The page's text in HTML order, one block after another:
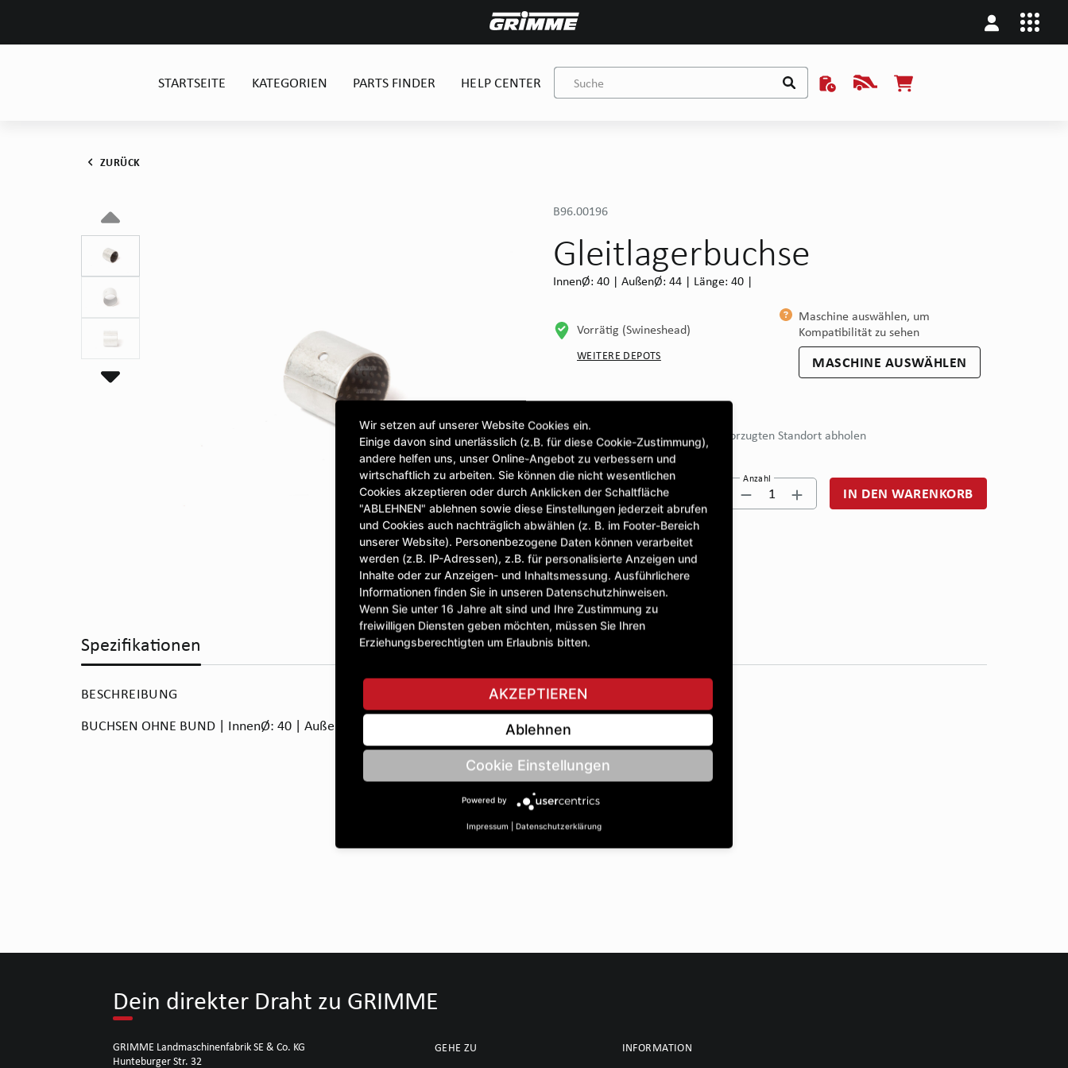
STARTSEITE KATEGORIEN PARTS FINDER HELP CENTER
ZURÜCK
B96.00196
Gleitlagerbuchse
InnenØ: 40 | AußenØ: 44 | Länge: 40 |
Vorrätig (Swineshead)
WEITERE DEPOTS
Maschine auswählen, um
Kompatibilität zu sehen
MASCHINE AUSWÄHLEN
CLICK & COLLECT
Bestellungen bei Deinem bevorzugten Standort abholen
8,70 £
exkl. MwSt.
Anzahl
1 IN DEN WARENKORB
STELLE EINE FRAGE
Spezifikationen
BESCHREIBUNG
BUCHSEN OHNE BUND | InnenØ: 40 | AußenØ: 44 | Länge: 40 |
Dein direkter Draht zu GRIMME
GRIMME Landmaschinenfabrik SE & Co. KG
Hunteburger Str. 32
GEHE ZU INFORMATION
Wir setzen auf unserer Website Cookies ein.
Einige davon sind unerlässlich (z.B. für diese Cookie-Zustimmung),
andere helfen uns, unser Online-Angebot zu verbessern und
wirtschaftlich zu arbeiten. Sie können die nicht wesentlichen
Cookies akzeptieren oder durch Anklicken der Schaltfläche
"ABLEHNEN" ablehnen sowie diese Einstellungen jederzeit abrufen
und Cookies auch nachträglich abwählen (z. B. im Footer-Bereich
unserer Website). Personenbezogene Daten können verarbeitet
werden (z.B. IP-Adressen), z.B. für personalisierte Anzeigen und
Inhalte oder zur Anzeigen- und Inhaltsmessung. Ausführlichere
Informationen finden Sie in unseren Datenschutzhinweisen.
Wenn Sie unter 16 Jahre alt sind und Ihre Zustimmung zu
freiwilligen Diensten geben möchten, müssen Sie Ihren
Erziehungsberechtigten um Erlaubnis bitten.
AKZEPTIEREN
Ablehnen
Cookie Einstellungen
Powered by
Impressum | Datenschutzerklärung